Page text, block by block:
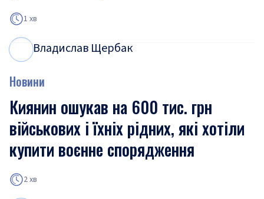
1 хв
Владислав Щербак
Новини
Киянин ошукав на 600 тис. грн
військових і їхніх рідних, які хотіли
купити воєнне спорядження
2 хв